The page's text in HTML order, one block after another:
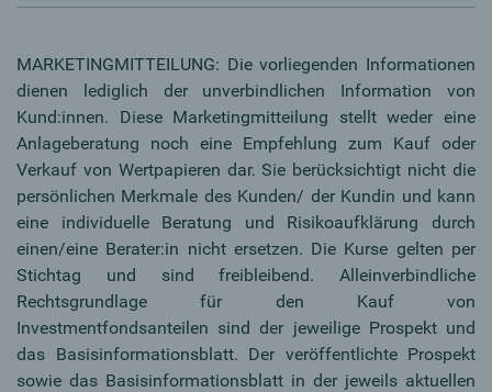
MARKETINGMITTEILUNG: Die vorliegenden Informationen
dienen lediglich der unverbindlichen Information von
Kund:innen. Diese Marketingmitteilung stellt weder eine
Anlageberatung noch eine Empfehlung zum Kauf oder
Verkauf von Wertpapieren dar. Sie berücksichtigt nicht die
persönlichen Merkmale des Kunden/ der Kundin und kann
eine individuelle Beratung und Risikoaufklärung durch
einen/eine Berater:in nicht ersetzen. Die Kurse gelten per
Stichtag und sind freibleibend. Alleinverbindliche
Rechtsgrundlage für den Kauf von
Investmentfondsanteilen sind der jeweilige Prospekt und
das Basisinformationsblatt. Der veröffentlichte Prospekt
sowie das Basisinformationsblatt in der jeweils aktuellen